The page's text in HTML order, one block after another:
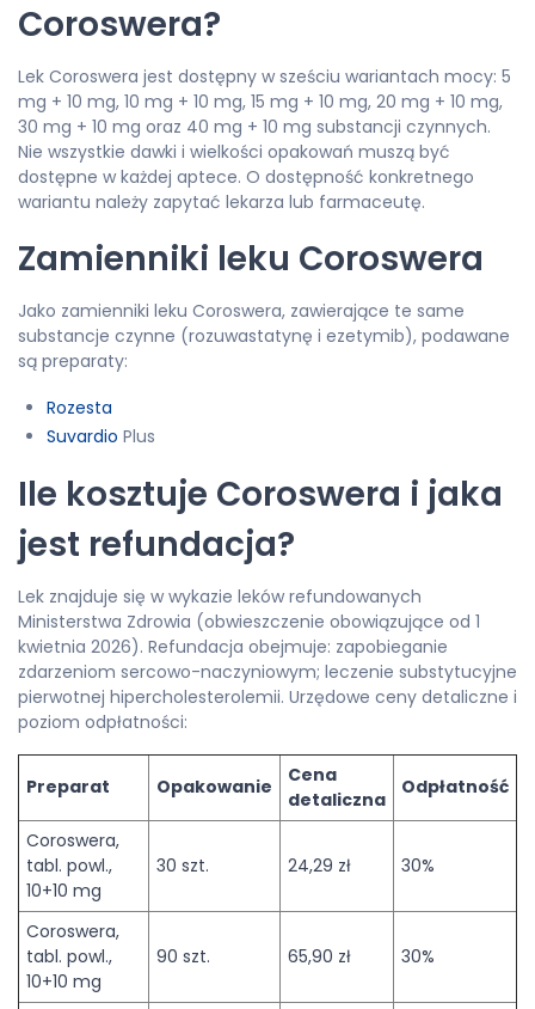
Coroswera?
Lek Coroswera jest dostępny w sześciu wariantach mocy: 5
mg + 10 mg, 10 mg + 10 mg, 15 mg + 10 mg, 20 mg + 10 mg,
30 mg + 10 mg oraz 40 mg + 10 mg substancji czynnych.
Nie wszystkie dawki i wielkości opakowań muszą być
dostępne w każdej aptece. O dostępność konkretnego
wariantu należy zapytać lekarza lub farmaceutę.
Zamienniki leku Coroswera
Jako zamienniki leku Coroswera, zawierające te same
substancje czynne (rozuwastatynę i ezetymib), podawane
są preparaty:
Rozesta
Suvardio Plus
Ile kosztuje Coroswera i jaka
jest refundacja?
Lek znajduje się w wykazie leków refundowanych
Ministerstwa Zdrowia (obwieszczenie obowiązujące od 1
kwietnia 2026). Refundacja obejmuje: zapobieganie
zdarzeniom sercowo-naczyniowym; leczenie substytucyjne
pierwotnej hipercholesterolemii. Urzędowe ceny detaliczne i
poziom odpłatności:
Preparat Opakowanie
Cena
detaliczna
Odpłatność
Coroswera,
tabl. powl.,
10+10 mg
30 szt. 24,29 zł 30%
Coroswera,
tabl. powl.,
10+10 mg
90 szt. 65,90 zł 30%